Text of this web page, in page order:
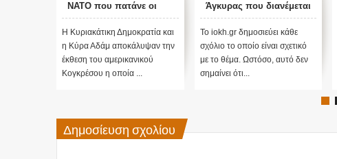
ΝΑΤΟ που πατάνε οι
Τούρκοι με την συνθήκη
της Λωζάνης...
Η Κυριακάτικη Δημοκρατία και
η Κύρα Αδάμ αποκάλυψαν την
έκθεση του αμερικανικού
Κογκρέσου η οποία ...
Άγκυρας που διανέμεται
στις ξένες πρεσβείες
Το iokh.gr δημοσιεύει κάθε
σχόλιο το οποίο είναι σχετικό
με το θέμα. Ωστόσο, αυτό δεν
σημαίνει ότι...
Δημοσίευση σχολίου